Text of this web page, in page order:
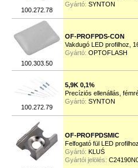
100.272.78
Gyártó: SYNTON
100.303.50
OF-PROFPDS-CON
Vakdugó LED profilhoz,
Gyártó: OPTOFLASH
100.272.79
5,9K 0,1%
Precíziós ellenállás,
Gyártó: SYNTON
OF-PROFPDSMIC
Felfogató fül LED
Gyártó: KLUŚ
Gyártói jelölés: